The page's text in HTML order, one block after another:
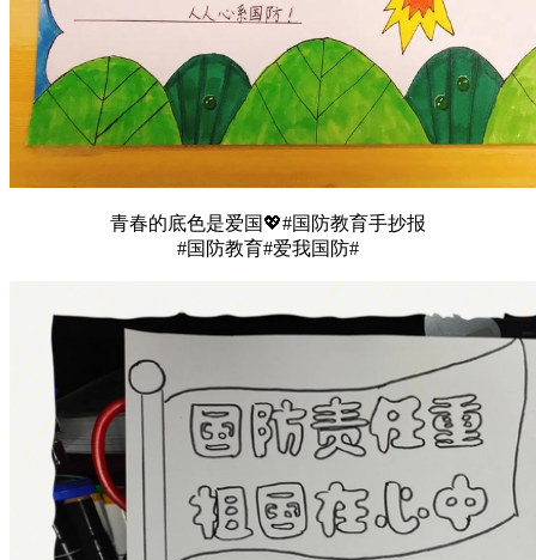
青春的底色是爱国💖#国防教育手抄报
#国防教育#爱我国防#